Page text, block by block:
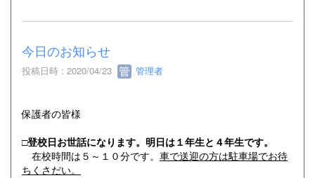
今日のお知らせ
投稿日時 : 2020/04/23 管理者
保護者の皆様
□登校日お世話になります。明日は１年生と４年生です。
在校時間は５～１０分です。 車で送迎の方は駐車場でお待
ちくさだい。